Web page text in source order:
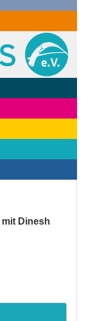
Dinesh